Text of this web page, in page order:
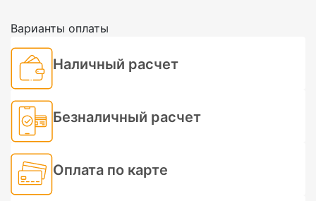
Варианты оплаты
Наличный расчет
Безналичный расчет
Оплата по карте